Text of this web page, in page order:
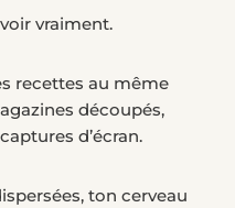
vraiment.
recettes au même
découpés,
d’écran.
ton cerveau